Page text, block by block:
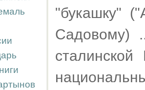
"букашку"
Садовому)